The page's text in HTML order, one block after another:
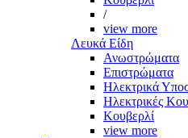
/
view more
Λευκά Είδη
Ανωστρώματα
Επιστρώματα
Ηλεκτρικά
Ηλεκτρικές
Κουβερλί
view more